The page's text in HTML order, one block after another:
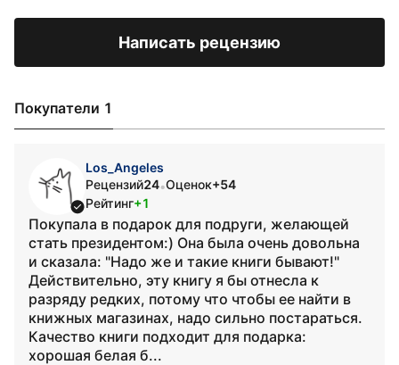
Написать рецензию
Покупатели 1
Los_Angeles
Рецензий24•Оценок+54
Рейтинг+1
Покупала в подарок для подруги, желающей
стать президентом:) Она была очень довольна
и сказала: "Надо же и такие книги бывают!"
Действительно, эту книгу я бы отнесла к
разряду редких, потому что чтобы ее найти в
книжных магазинах, надо сильно постараться.
Качество книги подходит для подарка:
хорошая белая б...